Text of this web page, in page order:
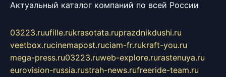
Актуальный каталог компаний по всей России
03223.ruufille.rukrasotata.ruprazdnikdushi.ru
veetbox.rucinemapost.ruciam-fr.rukraft-you.ru
mega-press.ru03223.ruweb-explore.rurastenuya.ru
eurovision-russia.rustrah-news.rufreeride-team.ru